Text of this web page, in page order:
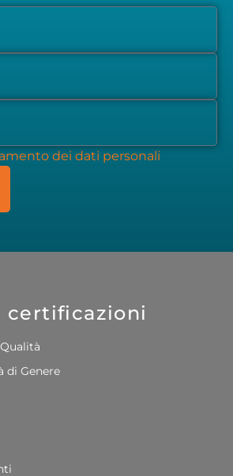
dei dati personali
certificazioni
di Genere